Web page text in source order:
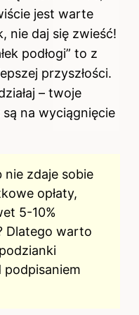
jest warte
nie daj się zwieść!
podłogi” to z
przyszłości.
– twoje
są na wyciągnięcie
nie zdaje sobie
opłaty,
5-10%
Dlatego warto